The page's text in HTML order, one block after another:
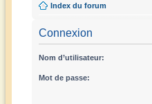
Index du forum
Connexion
Nom d’utilisateur:
Mot de passe: